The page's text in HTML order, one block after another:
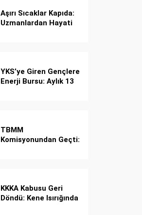
Aşırı Sıcaklar Kapıda:
Uzmanlardan Hayati
YKS’ye Giren Gençlere
Enerji Bursu: Aylık 13
TBMM
Komisyonundan Geçti:
KKKA Kabusu Geri
Döndü: Kene Isırığında